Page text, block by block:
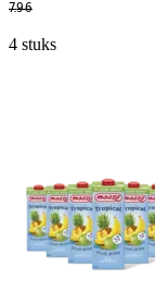
7.96
4 stuks